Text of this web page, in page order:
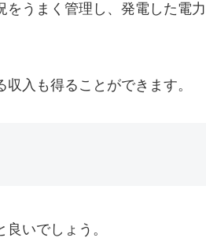
をうまく管理し、発電した電力
入も得ることができます。
いでしょう。